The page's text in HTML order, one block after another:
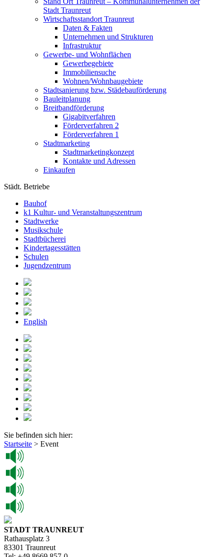
Stadt Traunreut
Wirtschaftsstandort Traunreut
Daten & Fakten
Unternehmen und Strukturen
Infrastruktur
Gewerbe- und Wohnflächen
Gewerbegebiete
Immobiliensuche
Wohnen/Wohnbaugebiete
Stadtsanierung bzw. Städebauförderung
Bauleitplanung
Breitbandförderung
Gigabitverfahren
Förderverfahren 2
Förderverfahren 1
Stadtmarketing
Stadtmarketingkonzept
Kontakte und Adressen
Einkaufen
Städt. Betriebe
Bauhof
k1 Kultur- und Veranstaltungszentrum
Stadtwerke
Musikschule
Stadtbücherei
Kindertagesstätten
Schulen
Jugendzentrum
English
Sie befinden sich hier:
Startseite > Event
STADT TRAUNREUT
Rathausplatz 3
83301 Traunreut